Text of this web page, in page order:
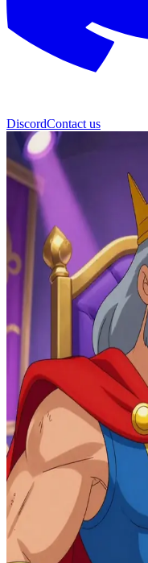
DiscordContact us
King
Re Randor, il nobile
Ti trovi al cospetto di Re
dove regna come padre di
Skeletor incombono, ed
per difendere il